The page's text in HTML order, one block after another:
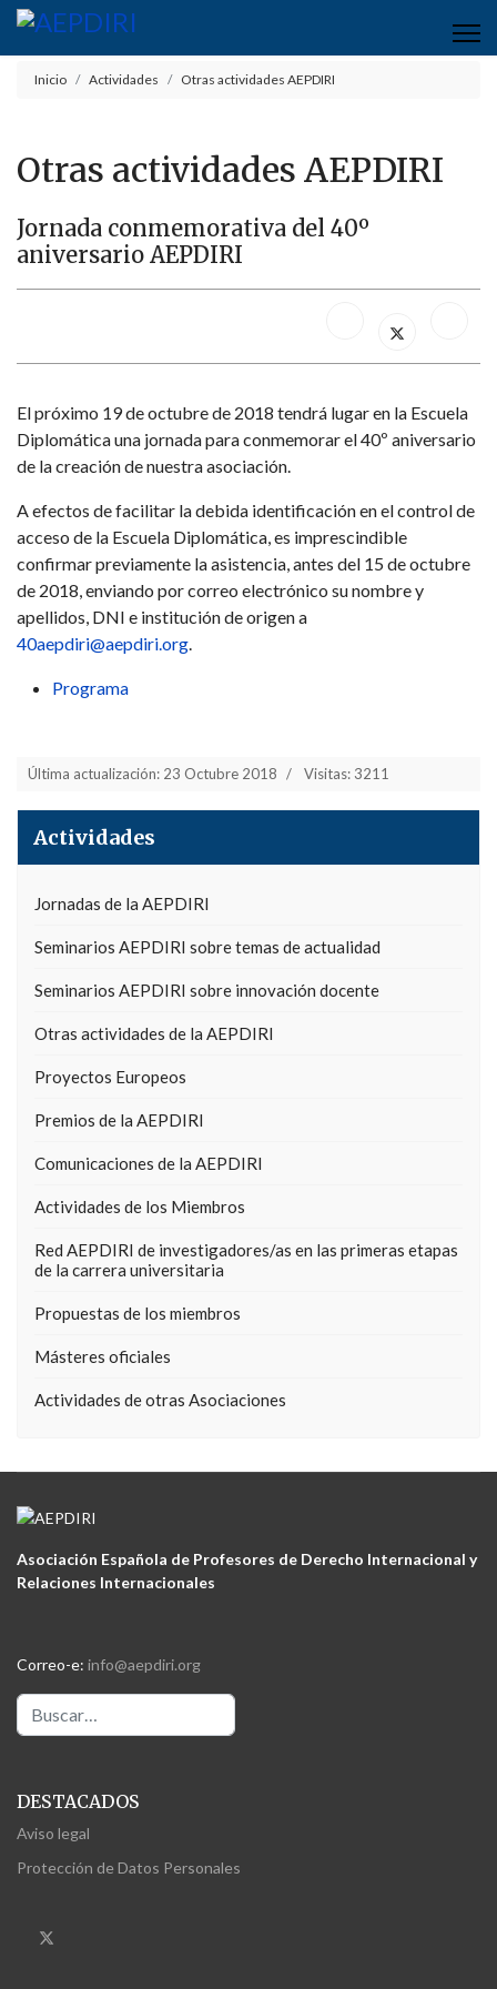
Inicio Actividades Otras actividades AEPDIRI
Otras actividades AEPDIRI
Jornada conmemorativa del 40º
aniversario AEPDIRI
El próximo 19 de octubre de 2018 tendrá lugar en la Escuela
Diplomática una jornada para conmemorar el 40º aniversario
de la creación de nuestra asociación.
A efectos de facilitar la debida identificación en el control de
acceso de la Escuela Diplomática, es imprescindible
confirmar previamente la asistencia, antes del 15 de octubre
de 2018, enviando por correo electrónico su nombre y
apellidos, DNI e institución de origen a
40aepdiri@aepdiri.org.
Programa
Última actualización: 23 Octubre 2018 Visitas: 3211
Actividades
Jornadas de la AEPDIRI
Seminarios AEPDIRI sobre temas de actualidad
Seminarios AEPDIRI sobre innovación docente
Otras actividades de la AEPDIRI
Proyectos Europeos
Premios de la AEPDIRI
Comunicaciones de la AEPDIRI
Actividades de los Miembros
Red AEPDIRI de investigadores/as en las primeras etapas
de la carrera universitaria
Propuestas de los miembros
Másteres oficiales
Actividades de otras Asociaciones
Asociación Española de Profesores de Derecho Internacional y
Relaciones Internacionales
Correo-e: info@aepdiri.org
Buscar
DESTACADOS
Aviso legal
Protección de Datos Personales